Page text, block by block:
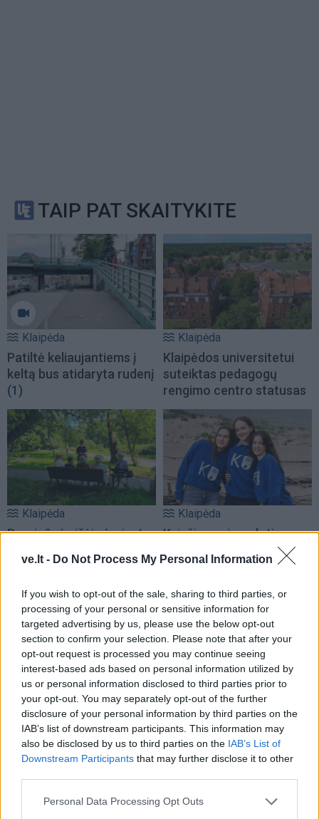
ve.lt - Do Not Process My Personal Information
If you wish to opt-out of the sale, sharing to third parties, or
processing of your personal or sensitive information for
targeted advertising by us, please use the below opt-out
section to confirm your selection. Please note that after your
opt-out request is processed you may continue seeing
interest-based ads based on personal information utilized by
us or personal information disclosed to third parties prior to
your opt-out. You may separately opt-out of the further
disclosure of your personal information by third parties on the
IAB’s list of downstream participants. This information may
also be disclosed by us to third parties on the IAB’s List of
Downstream Participants that may further disclose it to other
Personal Data Processing Opt Outs
TAIP PAT SKAITYKITE
Klaipėda
Patiltė keliaujantiems į
keltą bus atidaryta rudenį
(1)
Klaipėda
Klaipėdos universitetui
suteiktas pedagogų
rengimo centro statusas
Klaipėda
Pareigūnės išėjo į miesto
nepasiduoti sukčių
Klaipėda
Kviečia pasinaudoti
papildomu priėmimu – dar
liko ir valstybės
Klaipėda
Kas tas paslaptingas
jaunuolis, rytais stovintis
ant tilto?(7)
Klaipėda
Iki vasaros pabaigos
paupyje bus atidarytas
naujas parkas(7)